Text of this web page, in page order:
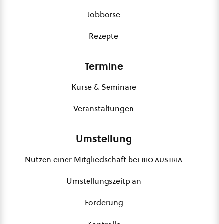
Jobbörse
Rezepte
Termine
Kurse & Seminare
Veranstaltungen
Umstellung
Nutzen einer Mitgliedschaft bei bio austria
Umstellungszeitplan
Förderung